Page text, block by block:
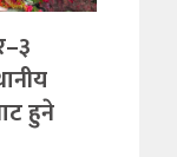
हुने